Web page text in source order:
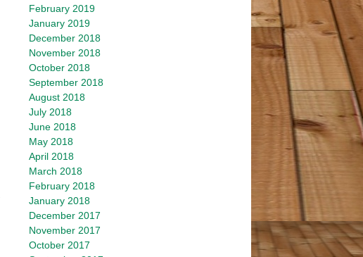
February 2019
January 2019
December 2018
November 2018
October 2018
September 2018
August 2018
July 2018
June 2018
May 2018
April 2018
March 2018
February 2018
January 2018
December 2017
November 2017
October 2017